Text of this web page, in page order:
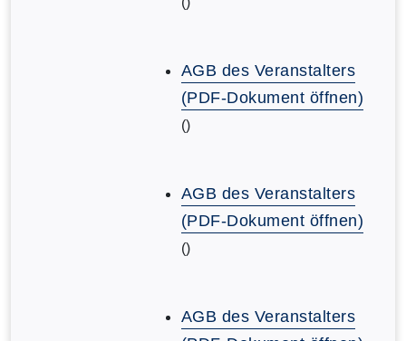
AGB des Veranstalters
(PDF-Dokument öffnen)
()
AGB des Veranstalters
(PDF-Dokument öffnen)
()
AGB des Veranstalters